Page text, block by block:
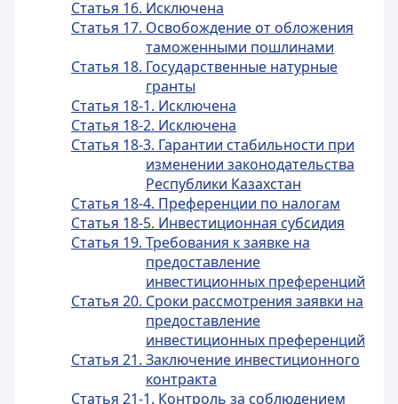
Статья 16. Исключена
Статья 17. Освобождение от обложения
таможенными пошлинами
Статья 18. Государственные натурные
гранты
Статья 18-1. Исключена
Статья 18-2. Исключена
Статья 18-3. Гарантии стабильности при
изменении законодательства
Республики Казахстан
Статья 18-4. Преференции по налогам
Статья 18-5. Инвестиционная субсидия
Статья 19. Требования к заявке на
предоставление
инвестиционных преференций
Статья 20. Сроки рассмотрения заявки на
предоставление
инвестиционных преференций
Статья 21. Заключение инвестиционного
контракта
Статья 21-1. Контроль за соблюдением